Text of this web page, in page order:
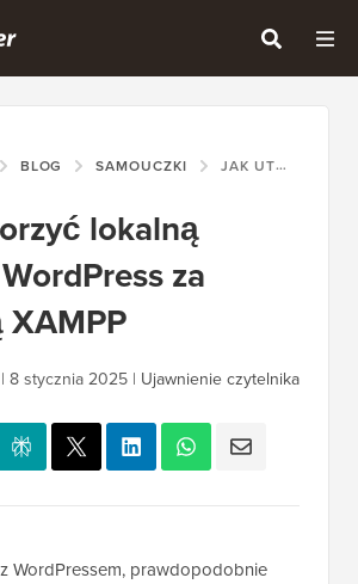
BLOG SAMOUCZKI JAK UTWORZYĆ LOKALNĄ WITRYNĘ WORDPRESS ZA POMOCĄ XAMPP
lokalną
za
| 8 stycznia 2025 | Ujawnienie czytelnika
WordPressem, prawdopodobnie